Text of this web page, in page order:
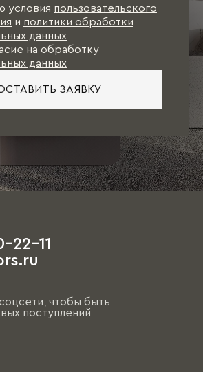
условия пользовательского
и политики обработки
данных
на обработку
данных
ЗАЯВКУ
22-11
чтобы быть
поступлений